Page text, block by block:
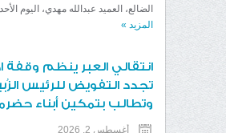
الضالع، العميد عبدالله مهدي، اليوم
المزيد »
انتقالي العبر ينظم وقفة
تجدد التفويض للرئيس
وتطالب بتمكين أبناء
أغسطس 2, 2026